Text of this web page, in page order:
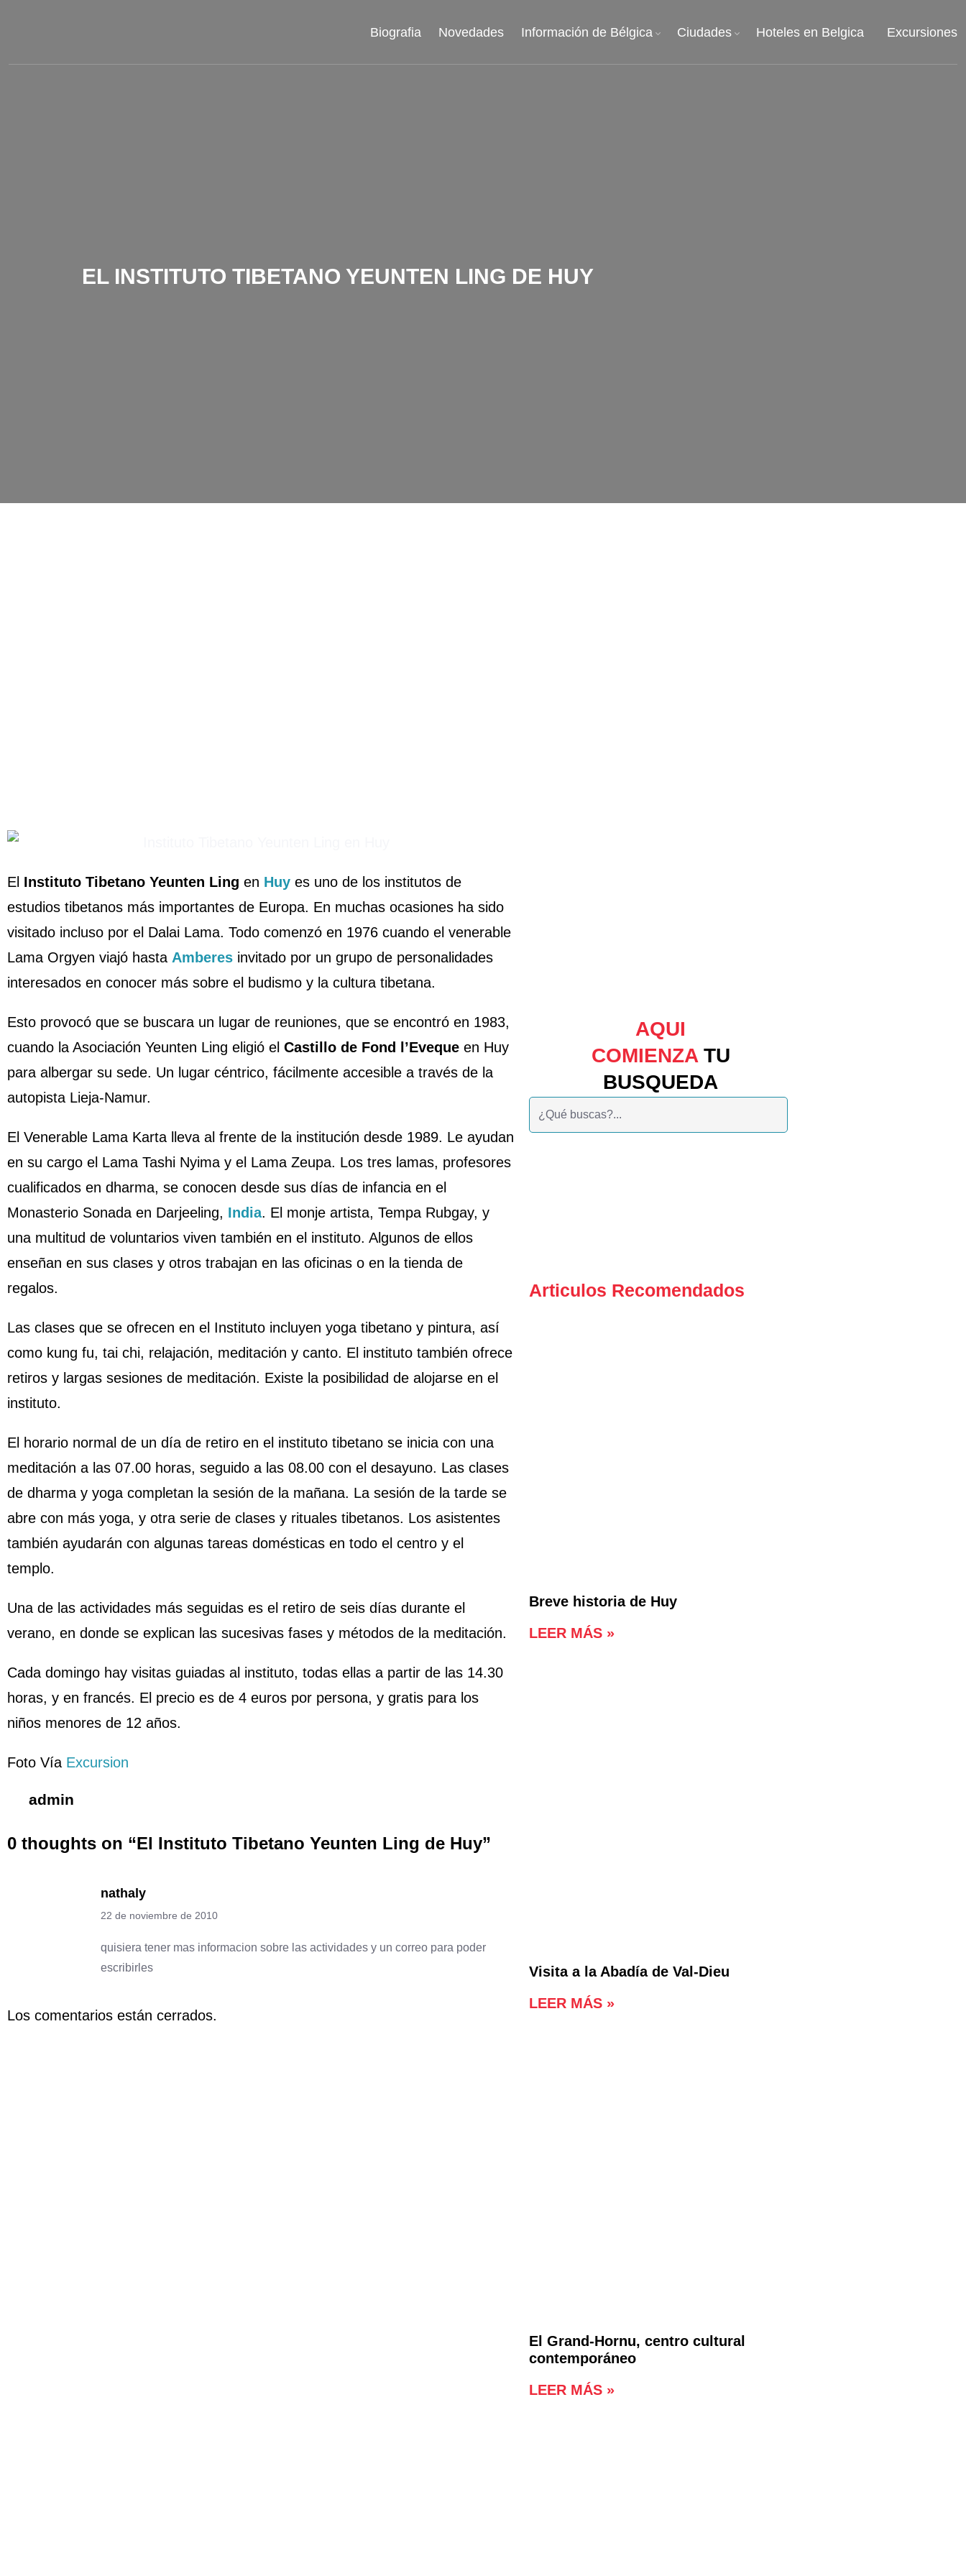
Biografia Novedades Información de Bélgica Ciudades Hoteles en Belgica Excursiones
EL INSTITUTO TIBETANO YEUNTEN LING DE HUY
El Instituto Tibetano Yeunten Ling en Huy es uno de los institutos de
estudios tibetanos más importantes de Europa. En muchas ocasiones ha sido
visitado incluso por el Dalai Lama. Todo comenzó en 1976 cuando el venerable
Lama Orgyen viajó hasta Amberes invitado por un grupo de personalidades
interesados en conocer más sobre el budismo y la cultura tibetana.
Esto provocó que se buscara un lugar de reuniones, que se encontró en 1983,
cuando la Asociación Yeunten Ling eligió el Castillo de Fond l’Eveque en Huy
para albergar su sede. Un lugar céntrico, fácilmente accesible a través de la
autopista Lieja-Namur.
El Venerable Lama Karta lleva al frente de la institución desde 1989. Le ayudan
en su cargo el Lama Tashi Nyima y el Lama Zeupa. Los tres lamas, profesores
cualificados en dharma, se conocen desde sus días de infancia en el
Monasterio Sonada en Darjeeling, India. El monje artista, Tempa Rubgay, y
una multitud de voluntarios viven también en el instituto. Algunos de ellos
enseñan en sus clases y otros trabajan en las oficinas o en la tienda de
regalos.
Las clases que se ofrecen en el Instituto incluyen yoga tibetano y pintura, así
como kung fu, tai chi, relajación, meditación y canto. El instituto también ofrece
retiros y largas sesiones de meditación. Existe la posibilidad de alojarse en el
instituto.
El horario normal de un día de retiro en el instituto tibetano se inicia con una
meditación a las 07.00 horas, seguido a las 08.00 con el desayuno. Las clases
de dharma y yoga completan la sesión de la mañana. La sesión de la tarde se
abre con más yoga, y otra serie de clases y rituales tibetanos. Los asistentes
también ayudarán con algunas tareas domésticas en todo el centro y el
templo.
Una de las actividades más seguidas es el retiro de seis días durante el
verano, en donde se explican las sucesivas fases y métodos de la meditación.
Cada domingo hay visitas guiadas al instituto, todas ellas a partir de las 14.30
horas, y en francés. El precio es de 4 euros por persona, y gratis para los
niños menores de 12 años.
Foto Vía Excursion
admin
0 thoughts on “El Instituto Tibetano Yeunten Ling de Huy”
nathaly
22 de noviembre de 2010
quisiera tener mas informacion sobre las actividades y un correo para poder
escribirles
Los comentarios están cerrados.
AQUI
COMIENZA TU
BUSQUEDA
Buscar:
Articulos Recomendados
Breve historia de Huy
LEER MÁS »
Visita a la Abadía de Val-Dieu
LEER MÁS »
El Grand-Hornu, centro cultural
contemporáneo
LEER MÁS »